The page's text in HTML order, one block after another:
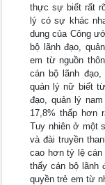
thực sự biết rất
lý có sự khác
dung của Công
bộ lãnh đạo,
em từ nguồn
cán bộ lãnh
quản lý nữ biết
đạo, quản lý
17,8% thấp hơn
Tuy nhiên ở một
và đài truyền
cao hơn tỷ lệ cán
thấy cán bộ lãnh
quyền trẻ em từ